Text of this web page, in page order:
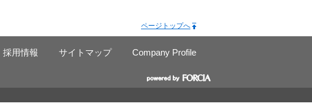
ページトップへ
採用情報 サイトマップ Company Profile